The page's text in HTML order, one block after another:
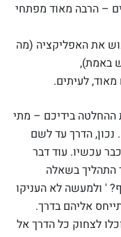
– הרבה מאוד מפתחי
את האפליקציה (מה
באמת),
לעיתים.
ההחלטה בידיכם – מתי
הדרך עד לשם
עכשיו. עוד דבר
התהליך בשאלה
' ולמעשה לא העניקו
אליהם בדרך.
לצחוק כל הדרך אל